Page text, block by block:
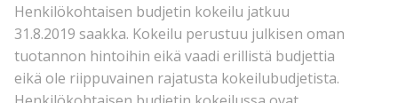
Henkilökohtaisen budjetin kokeilu jatkuu
31.8.2019 saakka. Kokeilu perustuu julkisen oman
tuotannon hintoihin eikä vaadi erillistä budjettia
eikä ole riippuvainen rajatusta kokeilubudjetista.